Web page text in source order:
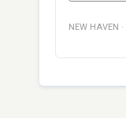
NEW HAVEN ·